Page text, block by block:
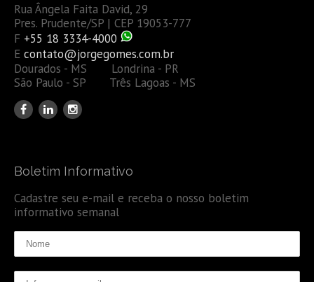
Rua Ângela Faita David, 29
Pres. Prudente/SP | CEP 19053-777
F +55 18 3334-4000
E contato@jorgegomes.com.br
Dourados - MS Londrina - PR
São Paulo - SP Três Lagoas - MS
Boletim Informativo
Cadastre seu e-mail e receba o nosso boletim
informativo semanal